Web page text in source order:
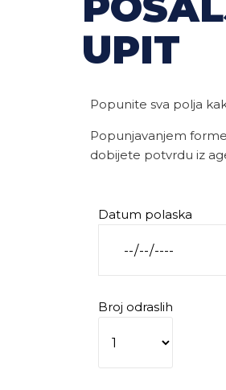
UPIT
Popunite sva polja
Popunjavanjem
dobijete potvrdu iz
Datum polaska
Broj odraslih